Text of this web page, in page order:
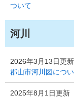
ついて
河川
2026年3月13日更新
郡山市河川図につ
2025年8月1日更新